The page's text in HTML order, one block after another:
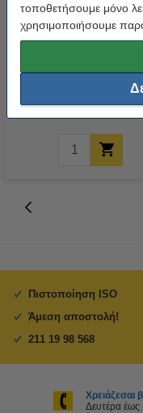
τοποθετήσουμε μόνο
χρησιμοποιήσουμε
ERC38B Black
1,75 € Συμπ. 24% ΦΠΑ
Πιστοποίηση ISO
Άμεση αποστολή!
211 19 98 568
Χρειάζεσαι
Δευτέρα